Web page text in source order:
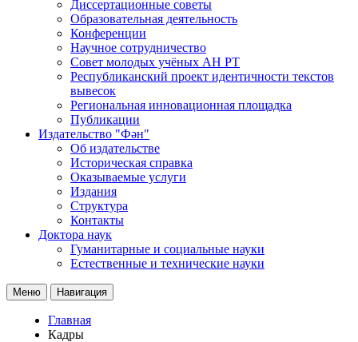
Диссертационные советы
Образовательная деятельность
Конференции
Научное сотрудничество
Совет молодых учёных АН РТ
Республиканский проект идентичности текстов
вывесок
Региональная инновационная площадка
Публикации
Издательство "Фән"
Об издательстве
Историческая справка
Оказываемые услуги
Издания
Структура
Контакты
Доктора наук
Гуманитарные и социальные науки
Естественные и технические науки
Меню Навигация
Главная
Кадры